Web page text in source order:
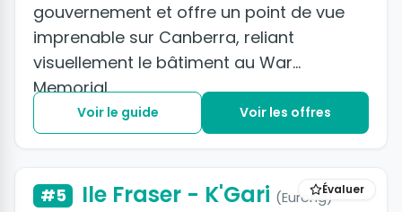
gouvernement et offre un point de vue
imprenable sur Canberra, reliant
visuellement le bâtiment au War
Memorial.
Voir le guide Voir les offres
Évaluer
#5 Ile Fraser - K'Gari (Eurong)